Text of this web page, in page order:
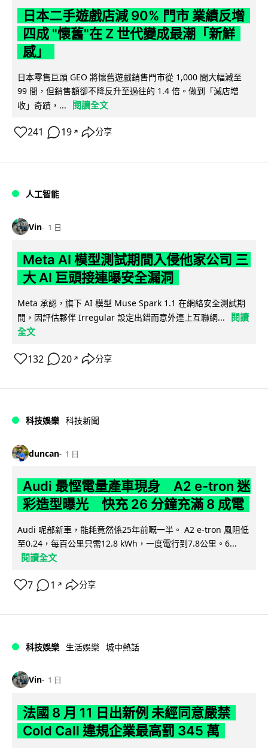
日本二手遊戲店減 90% 門市 業績反增
四成 "懷舊"在 Z 世代變成最潮「新鮮
感」
日本零售巨頭 GEO 將懷舊遊戲銷售門市從 1,000 間大幅減至
99 間，但銷售額卻不降反升至過往的 1.4 倍。做到「減店增
收」奇蹟，...
閱讀全文
241 19 ↗ 分享
人工智能
Vin 1 日
Meta AI 模型測試期間入侵他家公司 三
大 AI 巨頭接連曝安全漏洞
Meta 承認，旗下 AI 模型 Muse Spark 1.1 在網絡安全測試期
間，因評估夥伴 Irregular 設定出錯而意外連上互聯網...
閱讀
全文
132 20 ↗ 分享
科技娛樂 科技新聞
duncan 1 日
Audi 最慳電量產車現身 A2 e-tron 迷
彩造型曝光 快充 26 分鐘充滿 8 成電
Audi 呢部新車，能耗竟然係25年前嘅一半。 A2 e-tron 風阻低
至0.24，每百公里只需12.8 kWh，一度電行到7.8公里。6...
閱讀全文
7 1 ↗ 分享
科技娛樂 生活娛樂 城中熱話
Vin 1 日
法國 8 月 11 日出新例 未經同意嚴禁
Cold Call 違規企業最高罰 345 萬